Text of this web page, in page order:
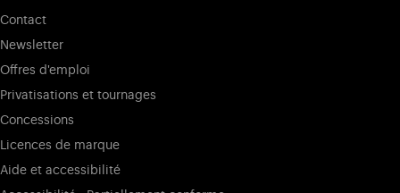
Contact
Newsletter
Offres d'emploi
Privatisations et tournages
Concessions
Licences de marque
Aide et accessibilité